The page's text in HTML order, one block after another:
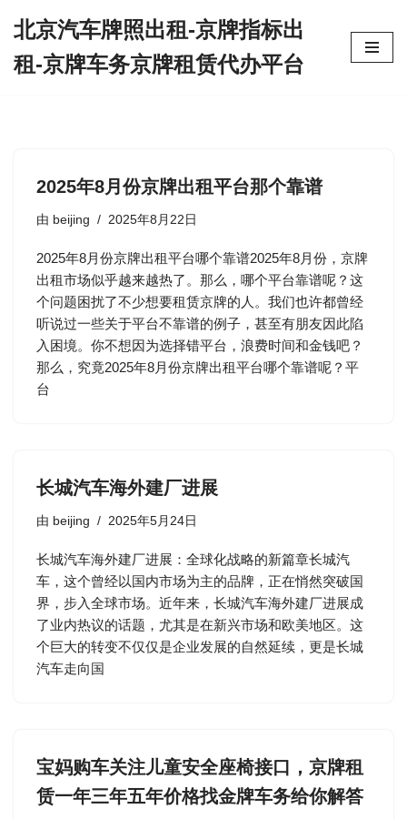
至
北京汽车牌照出租-京牌指标出
租-京牌车务京牌租赁代办平台
2025年8月份京牌出租平台那个靠谱
由 beijing 2025年8月22日
2025年8月份京牌出租平台哪个靠谱2025年8月份，京牌
出租市场似乎越来越热了。那么，哪个平台靠谱呢？这
个问题困扰了不少想要租赁京牌的人。我们也许都曾经
听说过一些关于平台不靠谱的例子，甚至有朋友因此陷
入困境。你不想因为选择错平台，浪费时间和金钱吧？
那么，究竟2025年8月份京牌出租平台哪个靠谱呢？平
台
长城汽车海外建厂进展
由 beijing 2025年5月24日
长城汽车海外建厂进展：全球化战略的新篇章长城汽
车，这个曾经以国内市场为主的品牌，正在悄然突破国
界，步入全球市场。近年来，长城汽车海外建厂进展成
了业内热议的话题，尤其是在新兴市场和欧美地区。这
个巨大的转变不仅仅是企业发展的自然延续，更是长城
汽车走向国
宝妈购车关注儿童安全座椅接口，京牌租
赁一年三年五年价格找金牌车务给你解答